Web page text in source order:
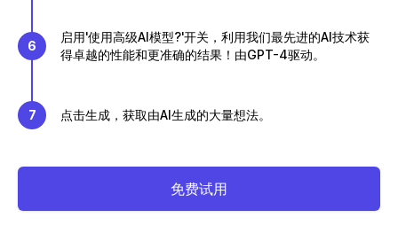
6
启用'使用高级AI模型?'开关，利用我们最先进的AI技术获
得卓越的性能和更准确的结果！由GPT-4驱动。
7 点击生成，获取由AI生成的大量想法。
免费试用